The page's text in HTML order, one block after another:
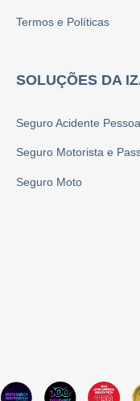
Termos e Políticas
SOLUÇÕES DA
Seguro Acidente
Seguro Motorista e
Seguro Moto